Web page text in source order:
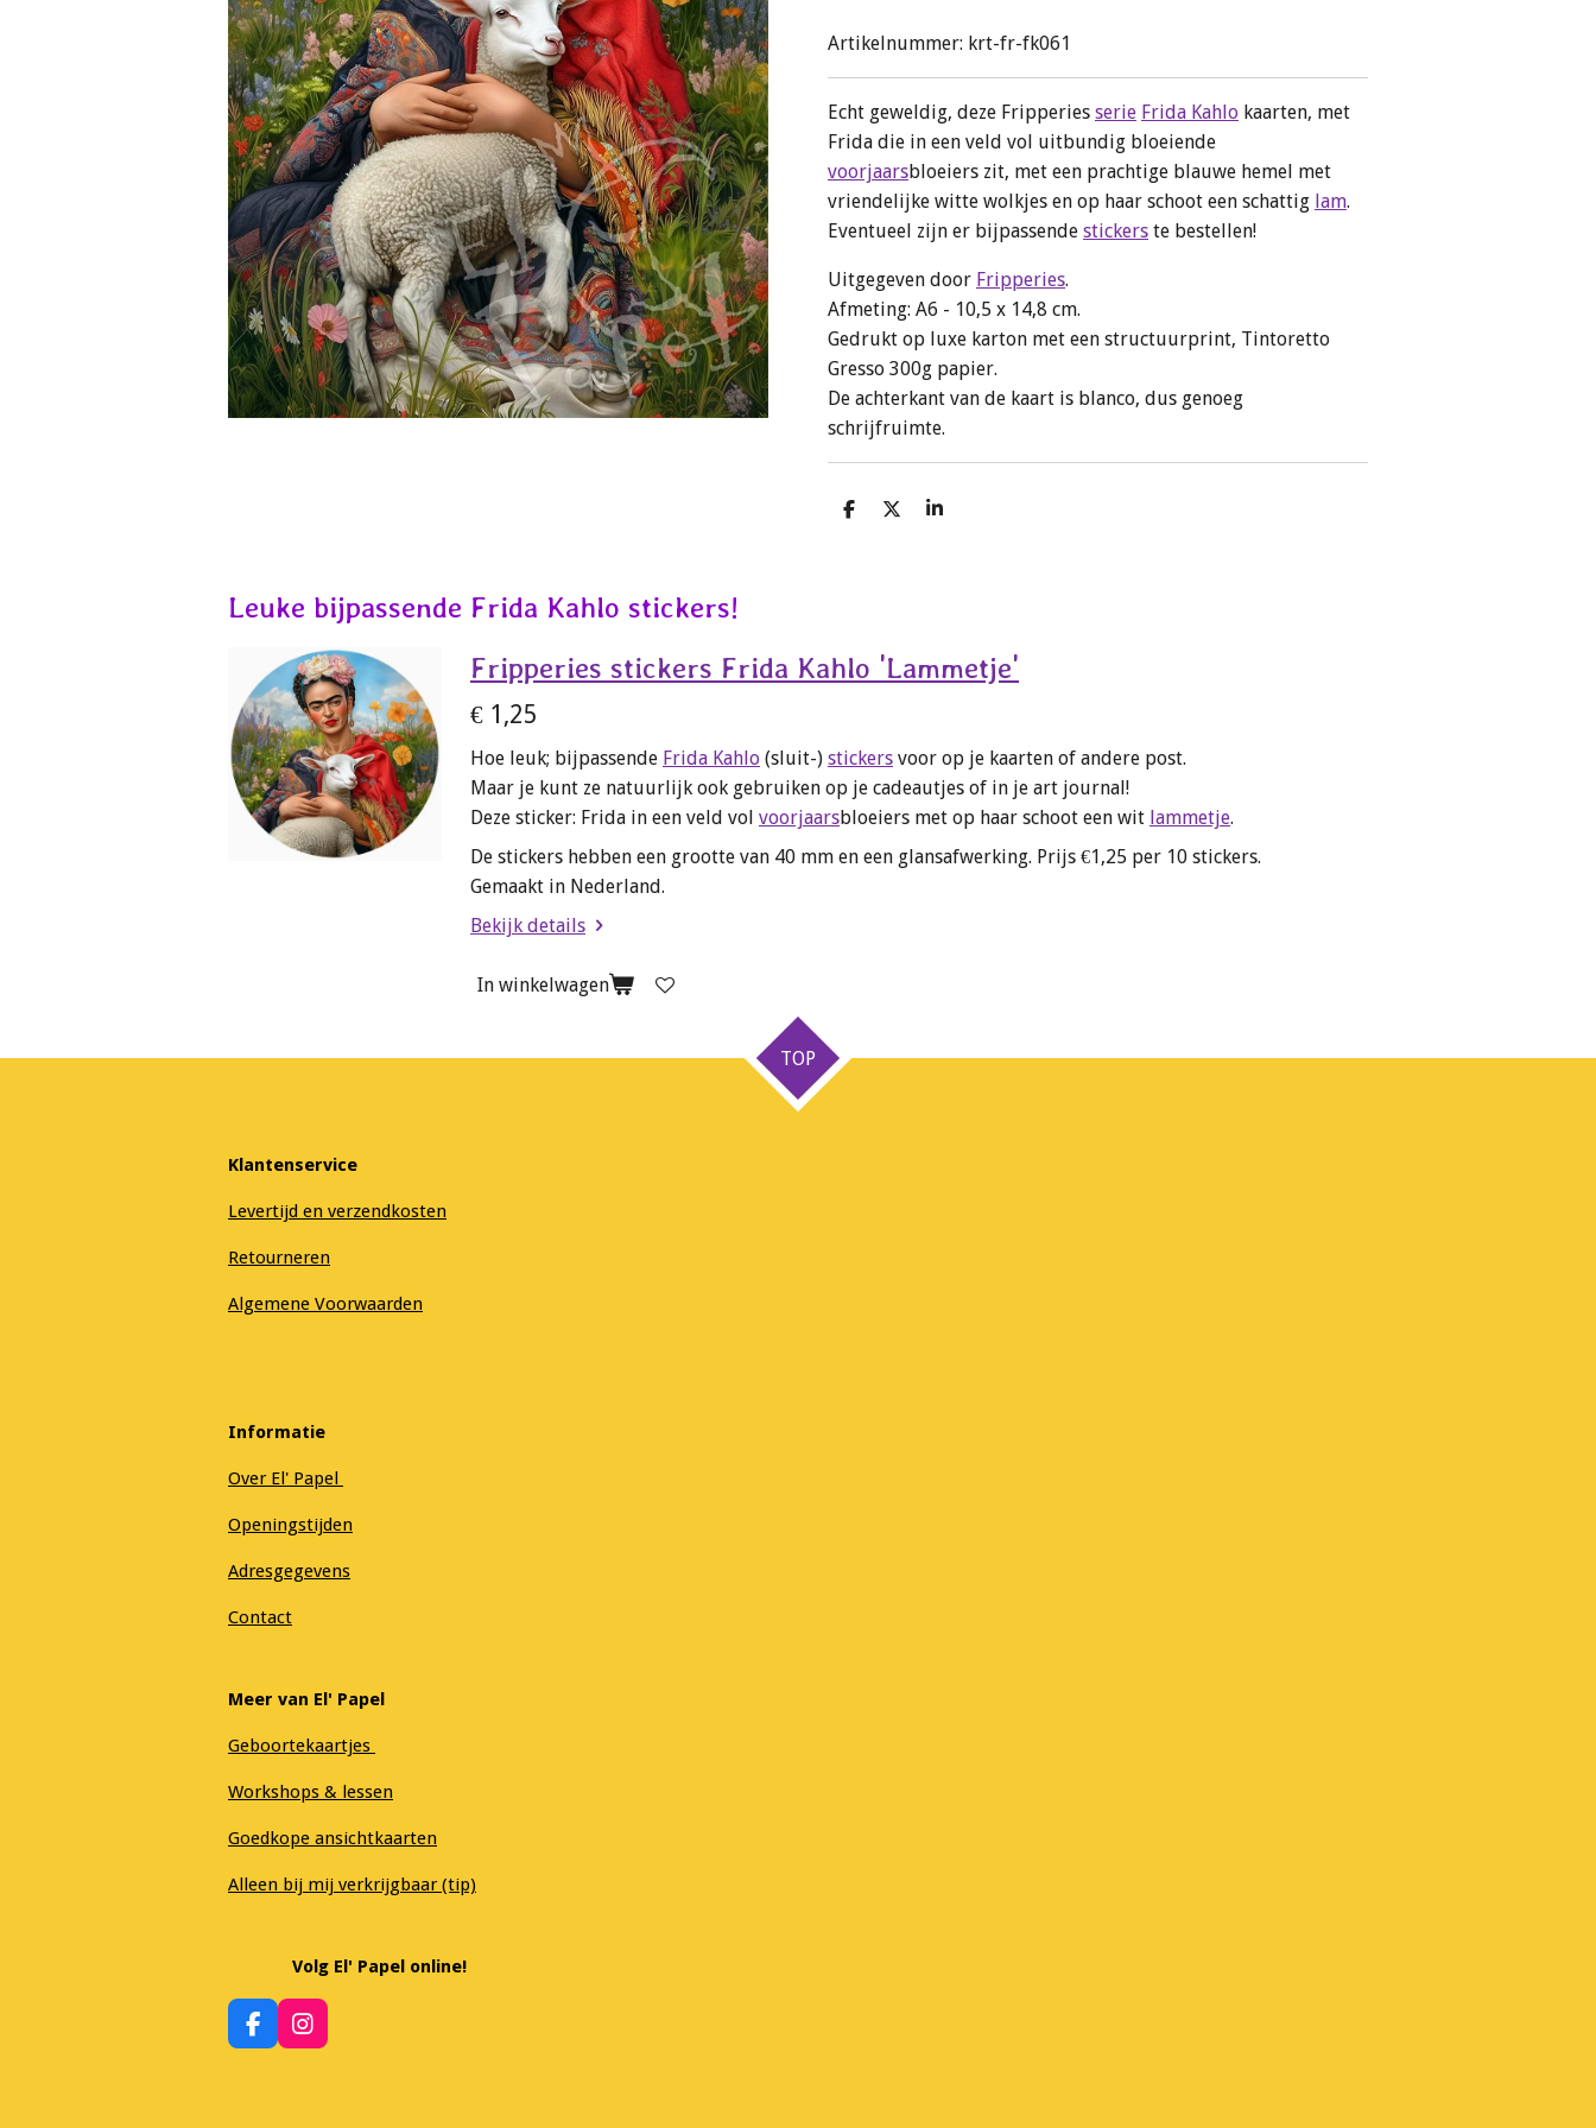
Artikelnummer: krt-fr-fk061
Echt geweldig, deze Fripperies serie Frida Kahlo kaarten, met
Frida die in een veld vol uitbundig bloeiende
voorjaarsbloeiers zit, met een prachtige blauwe hemel met
vriendelijke witte wolkjes en op haar schoot een schattig lam.
Eventueel zijn er bijpassende stickers te bestellen!
Uitgegeven door Fripperies.
Afmeting: A6 - 10,5 x 14,8 cm.
Gedrukt op luxe karton met een structuurprint, Tintoretto
Gresso 300g papier.
De achterkant van de kaart is blanco, dus genoeg
schrijfruimte.
D
D
S
Leuke bijpassende Frida Kahlo stickers!
Fripperies stickers Frida Kahlo 'Lammetje'
€ 1,25
Hoe leuk; bijpassende Frida Kahlo (sluit-) stickers voor op je kaarten of andere post.
Maar je kunt ze natuurlijk ook gebruiken op je cadeautjes of in je art journal!
Deze sticker: Frida in een veld vol voorjaarsbloeiers met op haar schoot een wit lammetje.
De stickers hebben een grootte van 40 mm en een glansafwerking. Prijs €1,25 per 10 stickers.
Gemaakt in Nederland.
Bekijk details
In winkelwagen
TOP
Klantenservice
Levertijd en verzendkosten
Retourneren
Algemene Voorwaarden
Informatie
Over El' Papel
Openingstijden
Adresgegevens
Contact
Meer van El' Papel
Geboortekaartjes
Workshops & lessen
Goedkope ansichtkaarten
Alleen bij mij verkrijgbaar (tip)
Volg El' Papel online!
F
a
I
n